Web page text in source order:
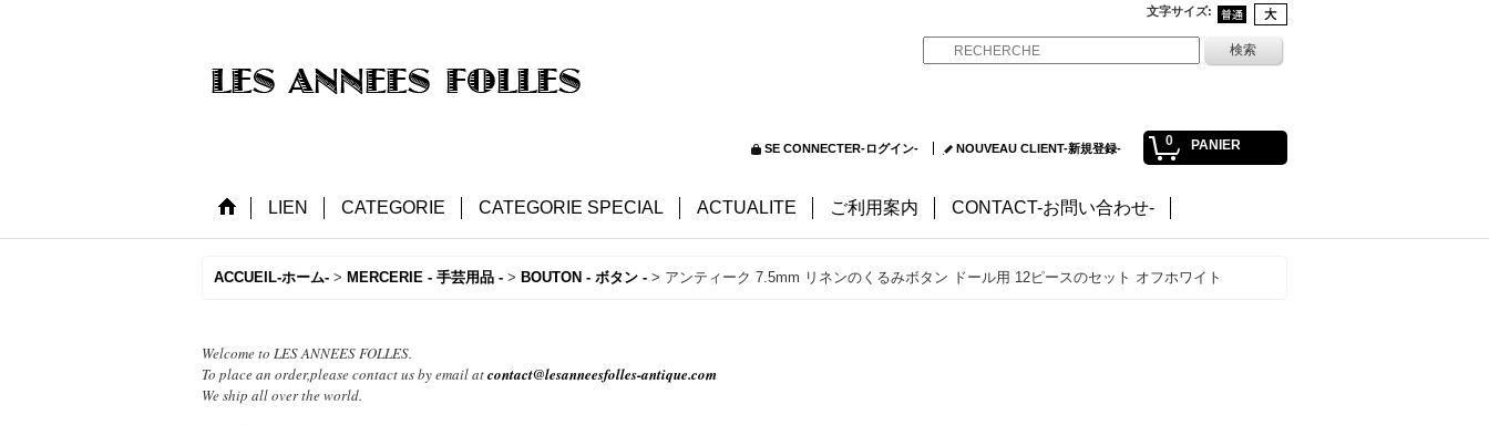
文字サイズ:
0 PANIER
SE CONNECTER-ログイン- NOUVEAU CLIENT-新規登録-
LIEN CATEGORIE CATEGORIE SPECIAL ACTUALITE ご利用案内 CONTACT-お問い合わせ-
ACCUEIL-ホーム- > MERCERIE - 手芸用品 - > BOUTON - ボタン - > アンティーク 7.5mm リネンのくるみボタン ドール用 12ピースのセット オフホワイト
Welcome to LES ANNEES FOLLES.
To place an order,please contact us by email atcontact@lesanneesfolles-antique.com
We ship all over the world.